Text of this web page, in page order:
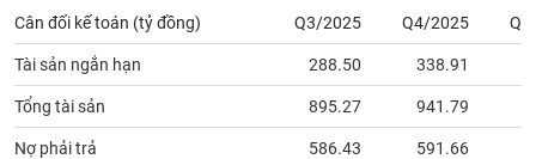
Cân đối kế toán (tỷ đồng) Q3/2025 Q4/2025
Tài sản ngắn hạn 288.50 338.91
Tổng tài sản 895.27 941.79
Nợ phải trả 586.43 591.66
Truyền
thông